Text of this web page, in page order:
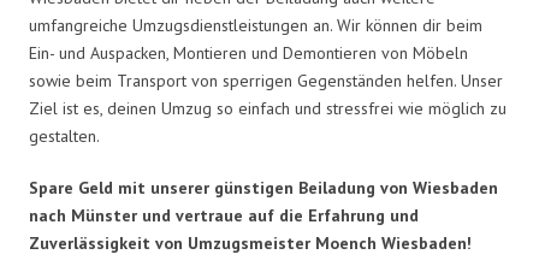
umfangreiche Umzugsdienstleistungen an. Wir können dir beim
Ein- und Auspacken, Montieren und Demontieren von Möbeln
sowie beim Transport von sperrigen Gegenständen helfen. Unser
Ziel ist es, deinen Umzug so einfach und stressfrei wie möglich zu
gestalten.
Spare Geld mit unserer günstigen Beiladung von Wiesbaden
nach Münster und vertraue auf die Erfahrung und
Zuverlässigkeit von Umzugsmeister Moench Wiesbaden!